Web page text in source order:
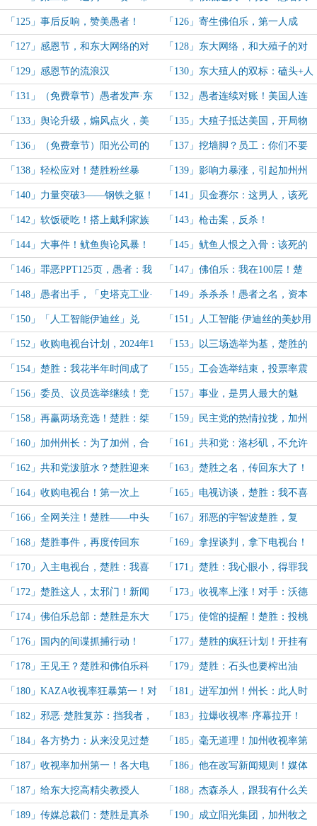
着佛伯乐、迈阿密警方一路跑！ 人，牛逼！
「125」事后反响，赞美愚者！ 「126」寄生佛伯乐，第一人成
功！
「127」感恩节，和东大网络的对 「128」东大网络，和大殖子的对
「129」感恩节的流浪汉 「130」东大殖人的双标：磕头+人
类之光or不屑+等等你的人民！
「131」（免费章节）愚者发声·东
大对账，美国网友破大防！
「132」愚者连续对账！美国人连
续破防！&帮助大殖子来美国！
「133」舆论升级，煽风点火，美
国红党蓝党大打出手！
「135」大殖子抵达美国，开局物
理+精神暴击！
「136」（免费章节）阳光公司的
恐怖扩张，被大资本盯上了！
「137」挖墙脚？员工：你们不要
打电话了，我怕老板误会！
「138」轻松应对！楚胜粉丝暴
涨，直逼1000万！
「139」影响力暴涨，引起加州州
长关注！
「140」力量突破3——钢铁之躯！
美女卧底快到碗里来！
「141」贝金赛尔：这男人，该死
的魅力！丁讲师：该死的，胜哥吃太
好了！
「142」软饭硬吃！搭上戴利家族
大船，阳光公司继续扩张！
「143」枪击案，反杀！
「144」大事件！鱿鱼舆论风暴！
愚者发声！
「145」鱿鱼人恨之入骨：该死的
愚者！
「146」罪恶PPT125页，愚者：我
将出手，审判罪恶！
「147」佛伯乐：我在100层！楚
胜：我在大气层层！
「148」愚者出手，「史塔克工业·
无人机」第一次亮相！
「149」杀杀杀！愚者之名，资本
闻风丧胆！
「150」「人工智能伊迪丝」兑
换！楚胜先生，伊迪丝竭诚为您服
务！
「151」人工智能·伊迪丝的美妙用
处！
「152」收购电视台计划，2024年1
月事件纷纭
「153」以三场选举为基，楚胜的
美国王者之路！
「154」楚胜：我花半年时间成了
资本，该装逼就装逼！
「155」工会选举结束，投票率震
惊洛杉矶政界！
「156」委员、议员选举继续！竞
选机构：这个楚胜，竞选最大变量！
「157」事业，是男人最大的魅
力！美女的崇拜！
「158」再赢两场竞选！楚胜：桀
桀桀~~未来美国是我的了！
「159」民主党的热情拉拢，加州
州长的关注！
「160」加州州长：为了加州，合
作愉快！
「161」共和党：洛杉矶，不允许
有如此牛逼的人存在！干他！
「162」共和党泼脏水？楚胜迎来
高速涨粉期，感谢老铁送大火箭！
「163」楚胜之名，传回东大了！
「164」收购电视台！第一次上
NBC新闻专访！
「165」电视访谈，楚胜：我不喜
欢钱，我对钱不感兴趣！
「166」全网关注！楚胜——中头
奖了！
「167」邪恶的宇智波楚胜，复
苏！
「168」楚胜事件，再度传回东
大！
「169」拿捏谈判，拿下电视台！
不甘的阴谋！
「170」入主电视台，楚胜：我喜
欢你们开始那桀骜不驯的样子！
「171」楚胜：我心眼小，得罪我
的就要死！杀！
「172」楚胜这人，太邪门！新闻
之神·伊迪丝！
「173」收视率上涨！对手：沃德
发！怎么楚胜干一行成功一行？
「174」佛伯乐总部：楚胜是东大
出品，必须高度重视！
「175」使馆的提醒！楚胜：投桃
报李，间谍名单一份！
「176」国内的间谍抓捕行动！ 「177」楚胜的疯狂计划！开挂有
开挂的玩法！
「178」王见王？楚胜和佛伯乐科
尔的第一次见面！
「179」楚胜：石头也要榨出油
来！搞个大新闻！
「180」KAZA收视率狂暴第一！对
手们：玛德，这个楚胜什么鬼东西
啊！
「181」进军加州！州长：此人时
隔2个月，已今非昔比！
「182」邪恶·楚胜复苏：挡我者，
杀！
「183」拉爆收视率·序幕拉开！
（今天请假一章）
「184」各方势力：从来没见过楚
胜这种人！（请假一章）
「185」毫无道理！加州收视率第
一！对手们的惶恐：完全看不懂！
「187」收视率加州第一！各大电
视台：这速度也太恐怖了吧！
「186」他在改写新闻规则！媒体
行业：狼来了！
「187」给东大挖高精尖教授人
才！
「188」杰森杀人，跟我有什么关
系！
「189」传媒总裁们：楚胜是真杀 「190」成立阳光集团，加州牧之